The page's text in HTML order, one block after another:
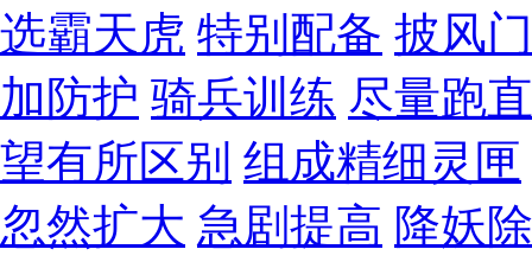
选霸天虎 特别配备 披风
加防护 骑兵训练 尽量跑
望有所区别 组成精细灵匣
忽然扩大 急剧提高 降妖